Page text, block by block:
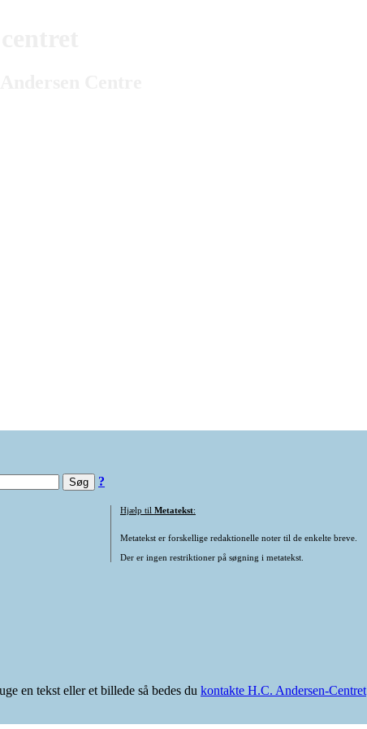
?
Hjælp til Metatekst:
Metatekst er forskellige redaktionelle noter til de enkelte breve.
Der er ingen restriktioner på søgning i metatekst.
en tekst eller et billede så bedes du kontakte H.C. Andersen-Centret